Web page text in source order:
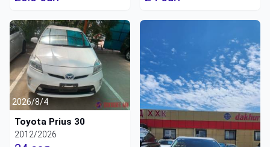
2026/8/4
Toyota Prius 30
2012/2026